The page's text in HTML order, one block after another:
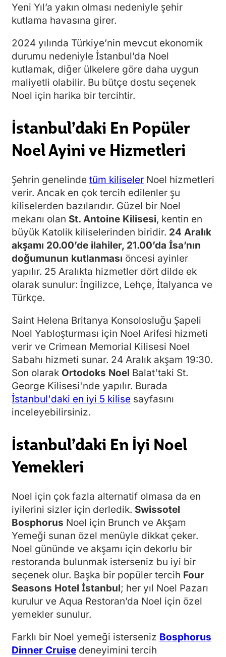
Yeni Yıl’a yakın olması nedeniyle şehir
kutlama havasına girer.
2024 yılında Türkiye’nin mevcut ekonomik
durumu nedeniyle İstanbul’da Noel
kutlamak, diğer ülkelere göre daha uygun
maliyetli olabilir. Bu bütçe dostu seçenek
Noel için harika bir tercihtir.
İstanbul’daki En Popüler
Noel Ayini ve Hizmetleri
Şehrin genelinde tüm kiliseler Noel hizmetleri
verir. Ancak en çok tercih edilenler şu
kiliselerden bazılarıdır. Güzel bir Noel
mekanı olan St. Antoine Kilisesi, kentin en
büyük Katolik kiliselerinden biridir. 24 Aralık
akşamı 20.00’de ilahiler, 21.00’da İsa’nın
doğumunun kutlanması öncesi ayinler
yapılır. 25 Aralıkta hizmetler dört dilde ek
olarak sunulur: İngilizce, Lehçe, İtalyanca ve
Türkçe.
Saint Helena Britanya Konsolosluğu Şapeli
Noel Yabloşturması için Noel Arifesi hizmeti
verir ve Crimean Memorial Kilisesi Noel
Sabahı hizmeti sunar. 24 Aralık akşam 19:30.
Son olarak Ortodoks Noel Balat'taki St.
George Kilisesi'nde yapılır. Burada
İstanbul'daki en iyi 5 kilise sayfasını
inceleyebilirsiniz.
İstanbul’daki En İyi Noel
Yemekleri
Noel için çok fazla alternatif olmasa da en
iyilerini sizler için derledik. Swissotel
Bosphorus Noel için Brunch ve Akşam
Yemeği sunan özel menüyle dikkat çeker.
Noel gününde ve akşamı için dekorlu bir
restoranda bulunmak isterseniz bu iyi bir
seçenek olur. Başka bir popüler tercih Four
Seasons Hotel İstanbul; her yıl Noel Pazarı
kurulur ve Aqua Restoran’da Noel için özel
yemekler sunulur.
Farklı bir Noel yemeği isterseniz Bosphorus
Dinner Cruise deneyimini tercih